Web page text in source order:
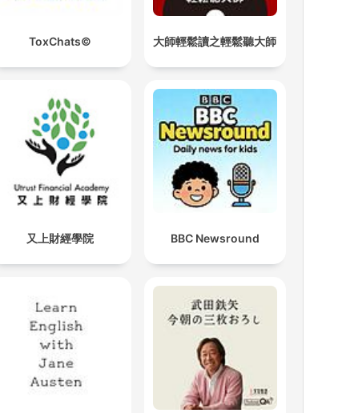
ToxChats© 大師輕鬆讀之輕鬆聽大師
又上財經學院 BBC Newsround